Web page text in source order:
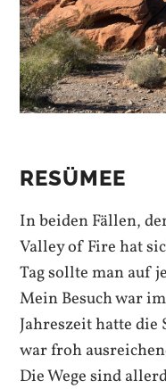
RESÜMEE
In beiden Fällen,
Valley of Fire hat
Tag sollte man auf
Mein Besuch war
Jahreszeit hatte
war froh
Die Wege sind